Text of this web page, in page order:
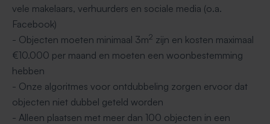
vele makelaars, verhuurders en sociale media (o.a.
Facebook)
- Objecten moeten minimaal 3m2 zijn en kosten maximaal
€10.000 per maand en moeten een woonbestemming
hebben
- Onze algoritmes voor ontdubbeling zorgen ervoor dat
objecten niet dubbel geteld worden
- Alleen plaatsen met meer dan 100 objecten in een